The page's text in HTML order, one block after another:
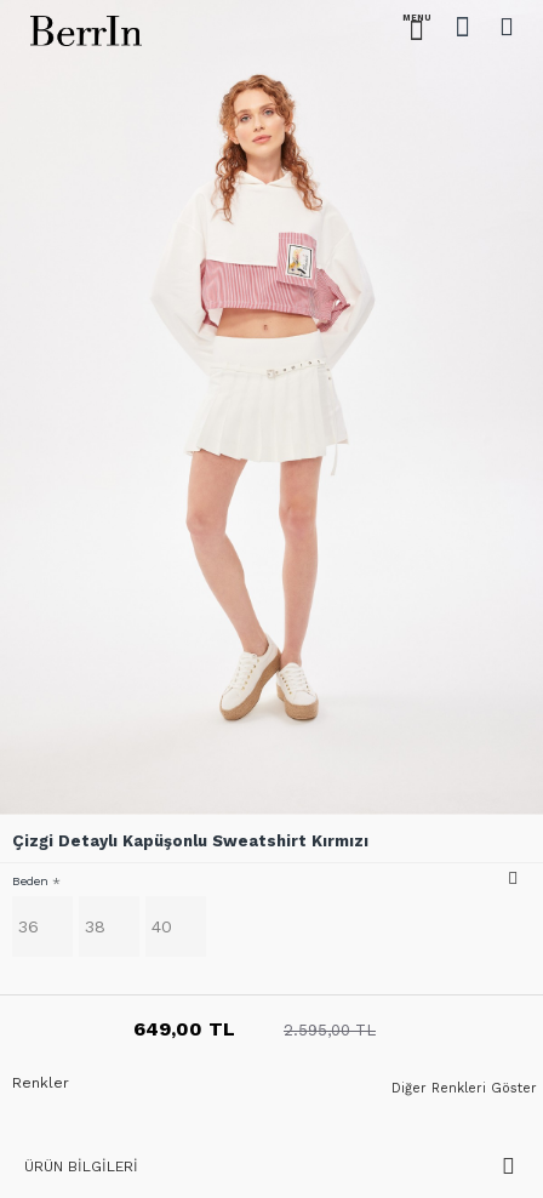
Çizgi Detaylı Kapüşonlu Sweatshirt Kırmızı
649,00 TL 2.595,00 TL
Beden
36 38 40
Diğer Renkleri Göster
Renkler
ÜRÜN BILGILERI